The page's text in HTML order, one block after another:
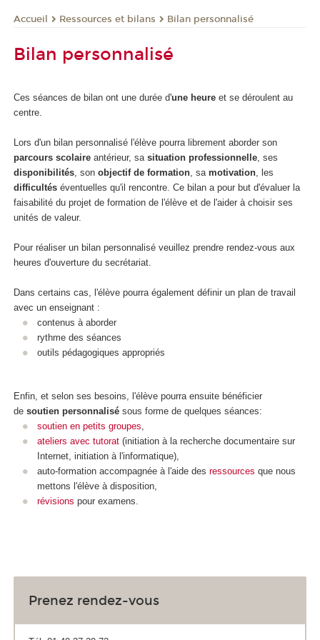
Accueil Ressources et bilans Bilan personnalisé
Bilan personnalisé
Ces séances de bilan ont une durée d'une heure et se déroulent au
centre.
Lors d'un bilan personnalisé l'élève pourra librement aborder son
parcours scolaire antérieur, sa situation professionnelle , ses
disponibilités , son objectif de formation , sa motivation , les
difficultés éventuelles qu'il rencontre. Ce bilan a pour but d'évaluer la
faisabilité du projet de formation de l'élève et de l'aider à choisir ses
unités de valeur.
Pour réaliser un bilan personnalisé veuillez prendre rendez-vous aux
heures d'ouverture du secrétariat.
Dans certains cas, l'élève pourra également définir un plan de travail
avec un enseignant :
contenus à aborder
rythme des séances
outils pédagogiques appropriés
Enfin, et selon ses besoins, l'élève pourra ensuite bénéficier
de soutien personnalisé sous forme de quelques séances:
soutien en petits groupes,
ateliers avec tutorat(initiation à la recherche documentaire sur
Internet, initiation à l'informatique),
auto-formation accompagnée à l'aide des ressources que nous
mettons l'élève à disposition,
révisions pour examens.
Prenez rendez-vous